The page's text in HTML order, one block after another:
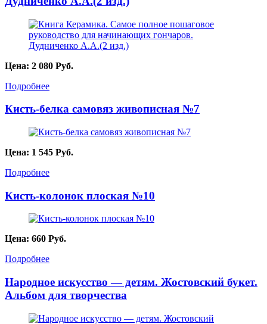
Цена: 2 080 Руб.
Подробнее
Кисть-белка самовяз живописная №7
Цена: 1 545 Руб.
Подробнее
Кисть-колонок плоская №10
Цена: 660 Руб.
Подробнее
Народное искусство — детям. Жостовский букет.
Альбом для творчества